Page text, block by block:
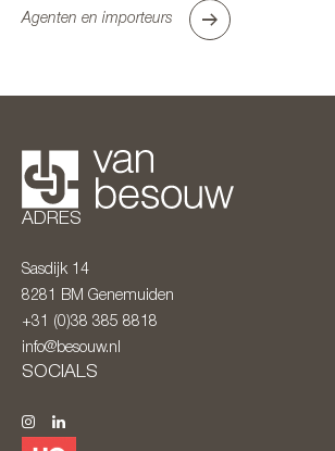
Agenten en importeurs
ADRES
Sasdijk 14
8281 BM Genemuiden
+31 (0)38 385 8818
info@besouw.nl
SOCIALS